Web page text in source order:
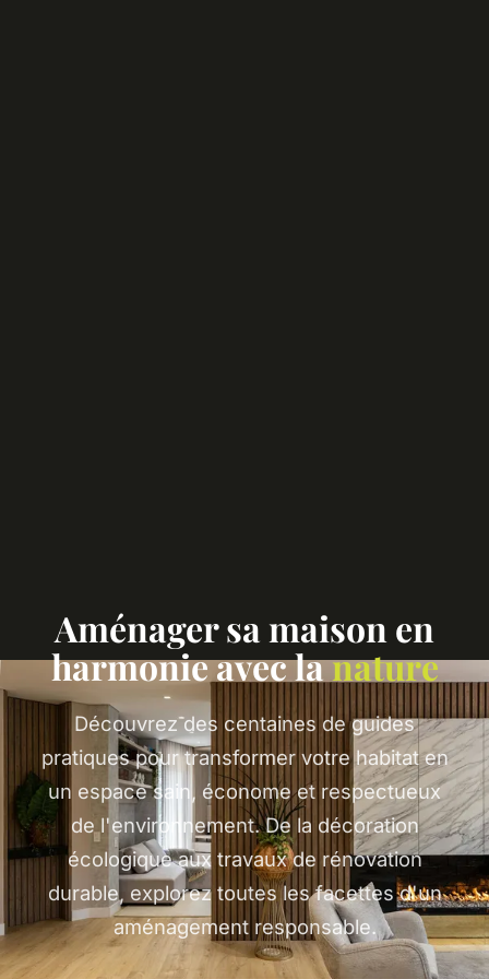
Aménager sa maison en
harmonie avec lanature
Découvrez des centaines de guides
pratiques pour transformer votre habitat en
un espace sain, économe et respectueux
de l'environnement. De la décoration
écologique aux travaux de rénovation
durable, explorez toutes les facettes d'un
aménagement responsable.